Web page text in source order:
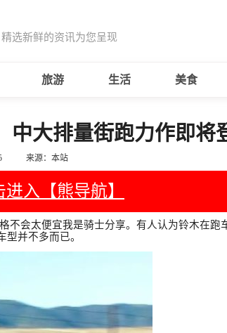
精选新鲜的资讯为您呈现
旅游 生活 美食
中大排量街跑力作即将
来源：本站
进入【熊导航】
不会太便宜我是骑士分享。有人认为铃木在跑
并不多而已。